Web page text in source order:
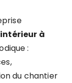
à
:
du chantier